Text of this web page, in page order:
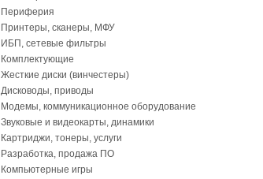
Периферия
Принтеры, сканеры, МФУ
ИБП, сетевые фильтры
Комплектующие
Жесткие диски (винчестеры)
Дисководы, приводы
Модемы, коммуникационное оборудование
Звуковые и видеокарты, динамики
Картриджи, тонеры, услуги
Разработка, продажа ПО
Компьютерные игры